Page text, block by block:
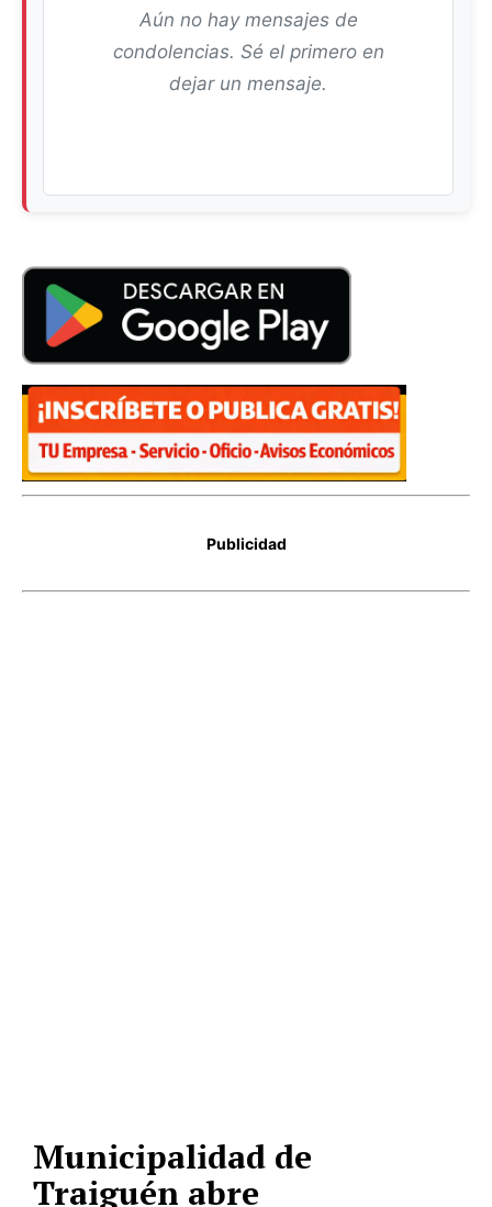
Aún no hay mensajes de
condolencias. Sé el primero en
dejar un mensaje.
Publicidad